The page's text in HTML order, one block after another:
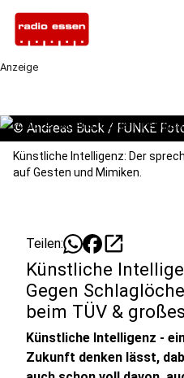
Anzeige
© Andreas Buck / FUNKE
Künstliche Intelligenz: Der
auf Gesten und Mimiken.
Teilen: open_in_new
Künstliche
Gegen
beim TÜV &
Künstliche Intelligenz -
Zukunft denken lässt,